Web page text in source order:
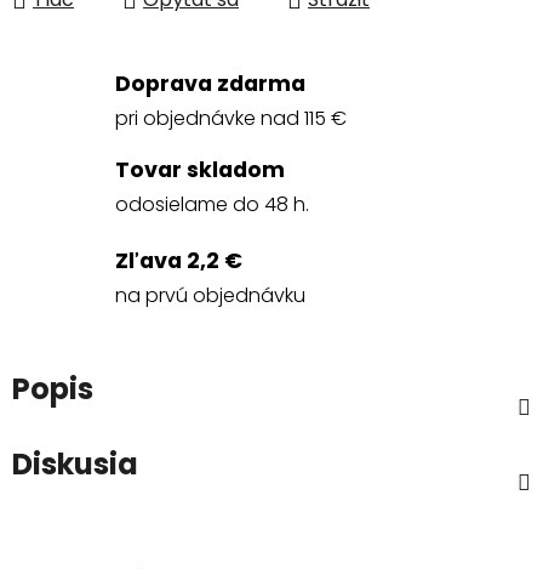
Doprava zdarma
pri objednávke nad 115 €
Tovar skladom
odosielame do 48 h.
Zľava 2,2 €
na prvú objednávku
Popis
Diskusia